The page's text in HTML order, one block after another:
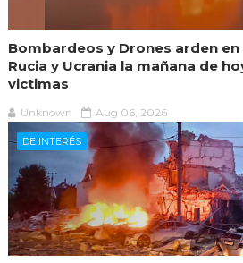
Bombardeos y Drones arden
Rucia y Ucrania la mañana de
victimas
Unknown Aug 06, 2026
DE INTERÉS